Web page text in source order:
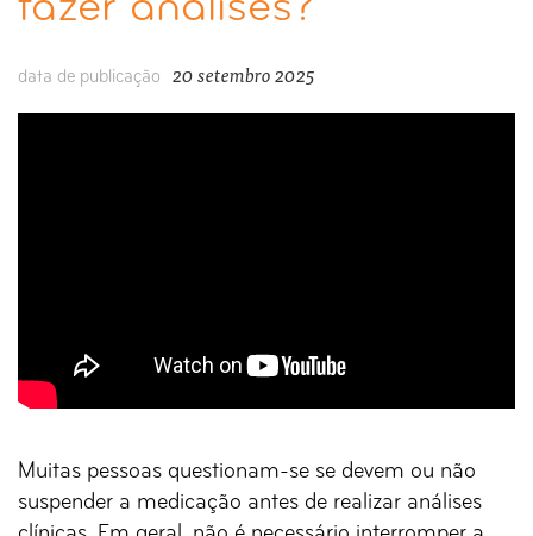
data de publicação 20 setembro 2025
Muitas pessoas questionam-se se devem ou não
suspender a medicação antes de realizar análises